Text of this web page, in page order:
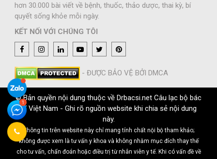
hơn 30.000 bài viết về bệnh, thuốc, thảo dược, thai kỳ, bí
quyết sống khỏe mỗi ngày.
KẾT NỐI VỚI CHÚNG TÔI
- ĐƯỢC BẢO VỆ BỞI DMCA
© Bản quyền nội dung thuộc về Drbacsi.net Câu lạc bộ bác
sĩ Việt Nam - Ghi rõ nguồn website khi chia sẻ nội dung
này.
Thông tin trên website này chỉ mang tính chất nội bộ tham khảo;
không được xem là tư vấn y khoa và không nhằm mục đích thay thế
cho tư vấn, chẩn đoán hoặc điều trị từ nhân viên y tế. Khi có vấn đề về